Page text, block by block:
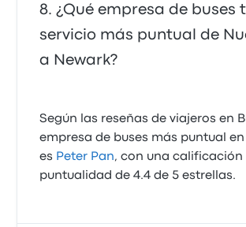
¿Qué empresa de buses
servicio más puntual de
a Newark?
Según las reseñas de viajeros en
empresa de buses más puntual
es Peter Pan, con una calificación
puntualidad de 4.4 de 5 estrellas.